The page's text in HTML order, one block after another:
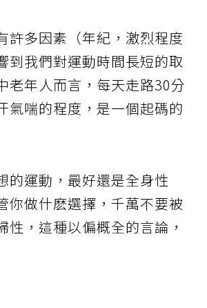
許多因素（年紀，激烈程度
到我們對運動時間長短的取
老年人而言，每天走路30分
氣喘的程度，是一個起碼的
的運動，最好還是全身性
你做什麽選擇，千萬不要被
性，這種以偏概全的言論，